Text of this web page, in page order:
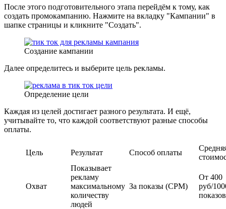
После этого подготовительного этапа перейдём к тому, как
создать промокампанию. Нажмите на вкладку "Кампании" в
шапке страницы и кликните "Создать".
Создание кампании
Далее определитесь и выберите цель рекламы.
Определение цели
Каждая из целей достигает разного результата. И ещё,
учитывайте то, что каждой соответствуют разные способы
оплаты.
Цель Результат Способ оплаты
Охват
Показывает
рекламу
максимальному
количеству
людей
За показы (CPM)
От 400
руб/
показов